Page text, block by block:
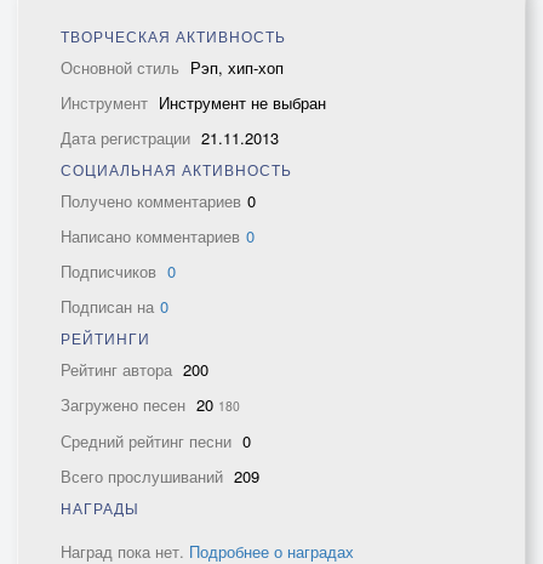
ТВОРЧЕСКАЯ АКТИВНОСТЬ
Основной стиль Рэп, хип-хоп
Инструмент Инструмент не выбран
Дата регистрации 21.11.2013
СОЦИАЛЬНАЯ АКТИВНОСТЬ
Получено комментариев 0
Написано комментариев 0
Подписчиков 0
Подписан на 0
РЕЙТИНГИ
Рейтинг автора 200
Загружено песен 20 180
Средний рейтинг песни 0
Всего прослушиваний 209
НАГРАДЫ
Наград пока нет. Подробнее о наградах